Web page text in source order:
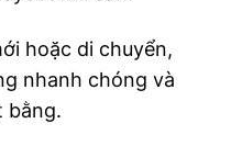
hoặc di chuyển,
nhanh chóng và
bằng.